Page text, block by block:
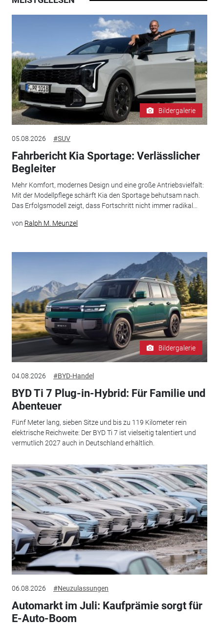
Bildergalerie
05.08.2026 #SUV
Fahrbericht Kia Sportage: Verlässlicher
Begleiter
Mehr Komfort, modernes Design und eine große Antriebsvielfalt:
Mit der Modellpflege schärft Kia den Sportage behutsam nach.
Das Erfolgsmodell zeigt, dass Fortschritt nicht immer radikal...
von Ralph M. Meunzel
Bildergalerie
04.08.2026 #BYD-Handel
BYD Ti 7 Plug-in-Hybrid: Für Familie und
Abenteuer
Fünf Meter lang, sieben Sitze und bis zu 119 Kilometer rein
elektrische Reichweite: Der BYD Ti 7 ist vielseitig talentiert und
vermutlich 2027 auch in Deutschland erhältlich.
06.08.2026 #Neuzulassungen
Automarkt im Juli: Kaufprämie sorgt für
E-Auto-Boom